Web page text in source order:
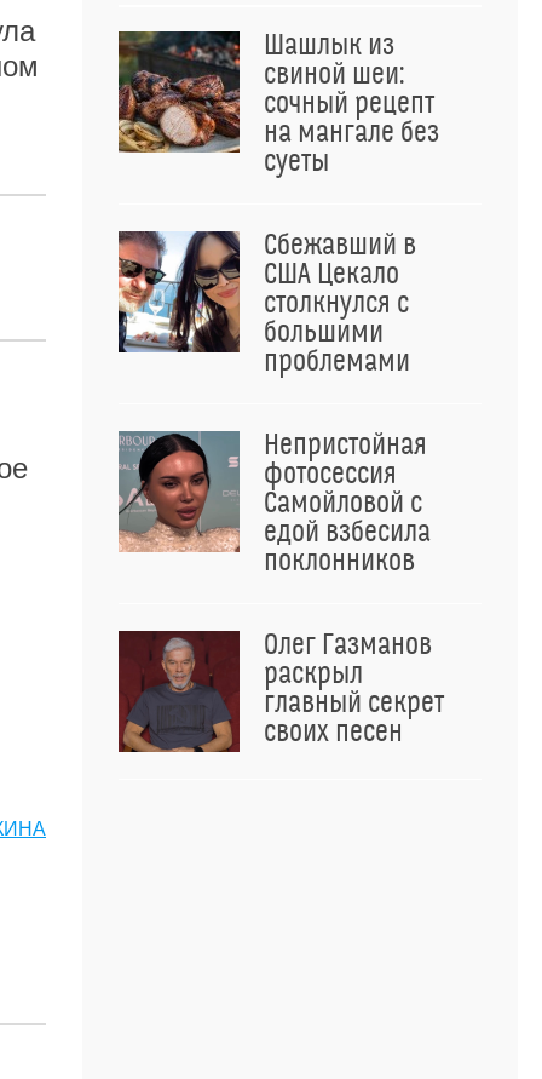
Шашлык из
свиной шеи:
сочный рецепт
на мангале без
суеты
Сбежавший в
США Цекало
столкнулся с
большими
проблемами
Непристойная
фотосессия
Самойловой с
едой взбесила
поклонников
Олег Газманов
раскрыл
главный секрет
своих песен